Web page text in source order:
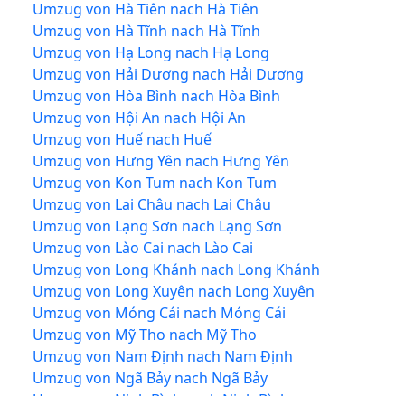
Umzug von Hà Tiên nach Hà Tiên
Umzug von Hà Tĩnh nach Hà Tĩnh
Umzug von Hạ Long nach Hạ Long
Umzug von Hải Dương nach Hải Dương
Umzug von Hòa Bình nach Hòa Bình
Umzug von Hội An nach Hội An
Umzug von Huế nach Huế
Umzug von Hưng Yên nach Hưng Yên
Umzug von Kon Tum nach Kon Tum
Umzug von Lai Châu nach Lai Châu
Umzug von Lạng Sơn nach Lạng Sơn
Umzug von Lào Cai nach Lào Cai
Umzug von Long Khánh nach Long Khánh
Umzug von Long Xuyên nach Long Xuyên
Umzug von Móng Cái nach Móng Cái
Umzug von Mỹ Tho nach Mỹ Tho
Umzug von Nam Định nach Nam Định
Umzug von Ngã Bảy nach Ngã Bảy